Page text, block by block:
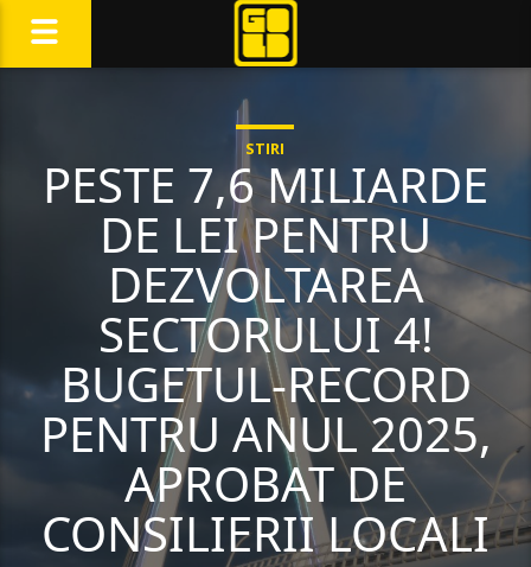
STIRI
PESTE 7,6 MILIARDE
DE LEI PENTRU
DEZVOLTAREA
SECTORULUI 4!
BUGETUL-RECORD
PENTRU ANUL 2025,
APROBAT DE
CONSILIERII LOCALI